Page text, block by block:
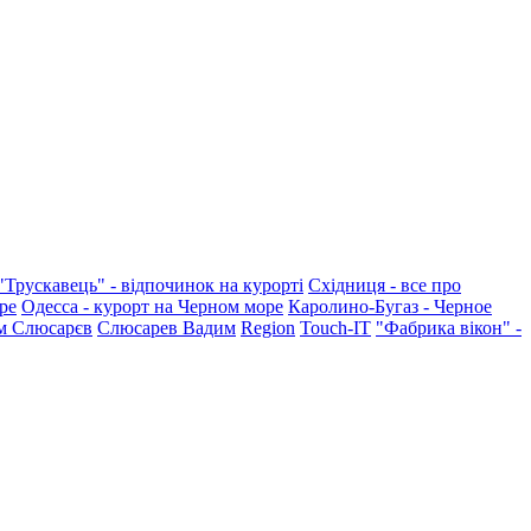
- відпочинок на курорті Східниця - все про
Одесса - курорт на Черном море Каролино-Бугаз - Черное
Слюсарєв Слюсарев Вадим Region Touch-IT "Фабрика вікон" -